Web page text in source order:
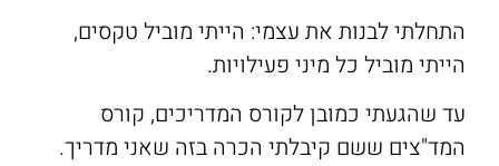
התחלתי לבנות את עצמי: הייתי מוביל טקסים,
הייתי מוביל כל מיני פעילויות.
עד שהגעתי כמובן לקורס המדריכים, קורס
המד"צים ששם קיבלתי הכרה בזה שאני מדריך.